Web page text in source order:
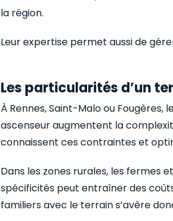
la région.
Leur expertise permet aussi de
Les particularités d’un
À Rennes, Saint-Malo ou Fougères,
ascenseur augmentent la
connaissent ces contraintes et
Dans les zones rurales, les fermes
spécificités peut entraîner des
familiers avec le terrain s’avère